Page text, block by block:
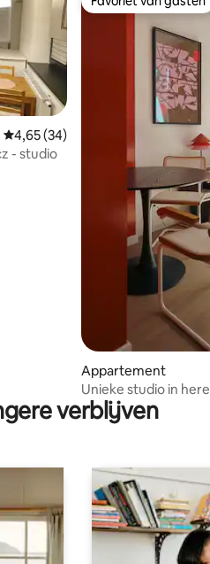
Gemiddelde beoordeling van
4,65 (34)
- studio
Favoriet van gasten
Appartement
Unieke studio in
Downtown
verblijven